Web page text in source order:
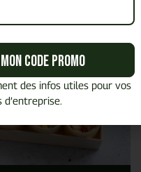
code promo
des infos utiles pour vos
d’entreprise.